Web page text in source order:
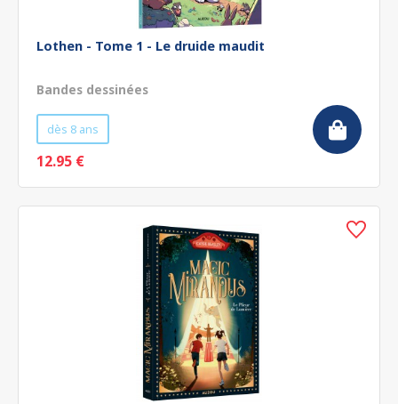
Lothen - Tome 1 - Le druide maudit
Bandes dessinées
dès 8 ans
12.95 €